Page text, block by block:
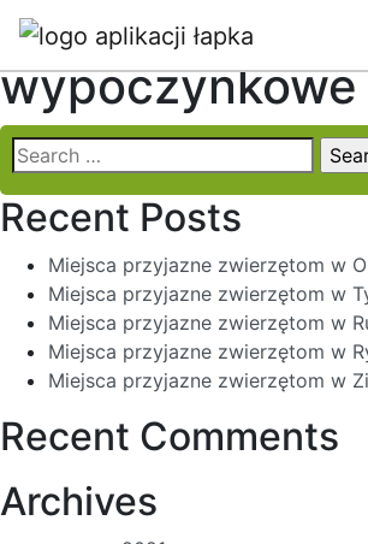
Categories:
wypoczynkowe
Search
for:
Recent Posts
Miejsca przyjazne zwierzętom w
Miejsca przyjazne zwierzętom w
Miejsca przyjazne zwierzętom w
Miejsca przyjazne zwierzętom w
Miejsca przyjazne zwierzętom w
Recent Comments
Archives